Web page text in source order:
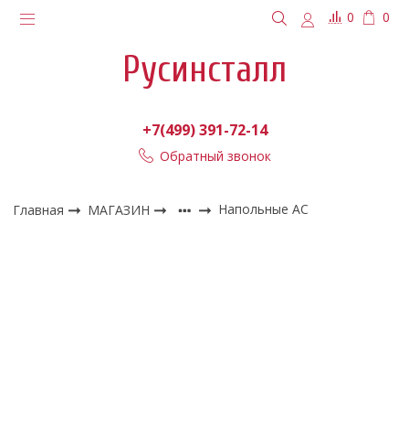
0 0
Русинсталл
+7(499) 391-72-14
Обратный звонок
Главная МАГАЗИН Напольные АС